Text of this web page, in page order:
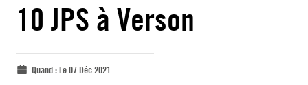
10 JPS à Verson
Quand :Le 07 Déc 2021